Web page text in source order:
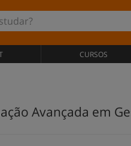
CURSOS
Avançada em